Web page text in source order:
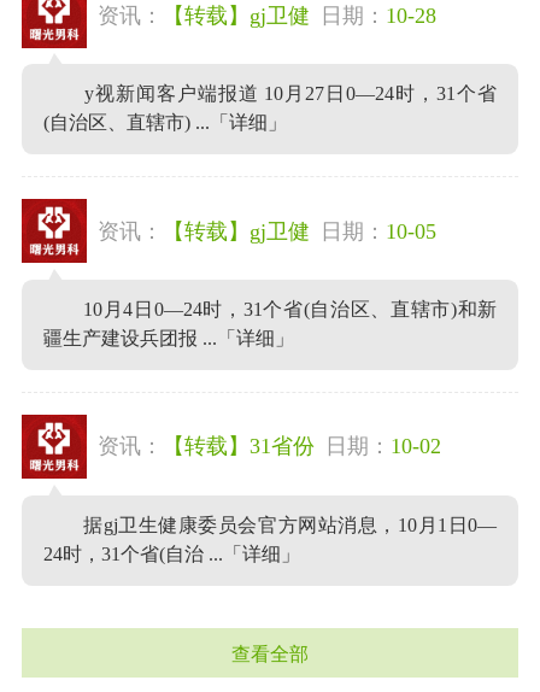
资讯： 【转载】gj卫健 日期： 10-28
y视新闻客户端报道 10月27日0—24时，31个省
(自治区、直辖市) ... 「详细」
资讯： 【转载】gj卫健 日期： 10-05
10月4日0—24时，31个省(自治区、直辖市)和新
疆生产建设兵团报 ... 「详细」
资讯： 【转载】31省份 日期： 10-02
据gj卫生健康委员会官方网站消息，10月1日0—
24时，31个省(自治 ... 「详细」
查看全部